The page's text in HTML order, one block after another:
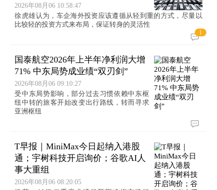
2026年08月06 10:58:47
徐虎雄认为，车企海外投资应该遵循从轻到重的方式，尽量以
比较轻的投资方式来布局，保证转身的灵活性
1
国泰航空2026年上半年净利润大增
71% 中东局势成业绩“双刃剑”
2026年08月06 09:10:27
受中东局势影响，部分过去习惯依赖中东枢
纽中转的旅客开始改变出行路线，转而寻求
亚洲枢纽
T早报｜MiniMax今日起纳入港股
通；宇树科技开启询价；谷歌AI人
事大重组
2026年08月06 08:20:05